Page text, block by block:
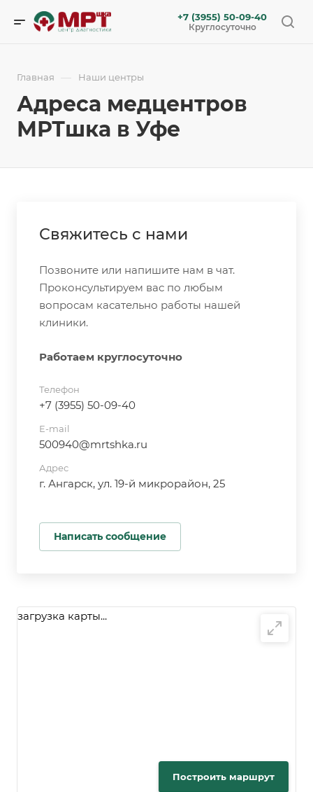
+7 (3955) 50-09-40
Круглосуточно
Главная — Наши центры
Адреса медцентров
МРТшка в Уфе
загрузка карты...
Построить маршрут
Свяжитесь с нами
Позвоните или напишите нам в чат.
Проконсультируем вас по любым
вопросам касательно работы нашей
клиники.
Работаем круглосуточно
Телефон
+7 (3955) 50-09-40
E-mail
500940@mrtshka.ru
Адрес
г. Ангарск, ул. 19-й микрорайон, 25
Написать сообщение